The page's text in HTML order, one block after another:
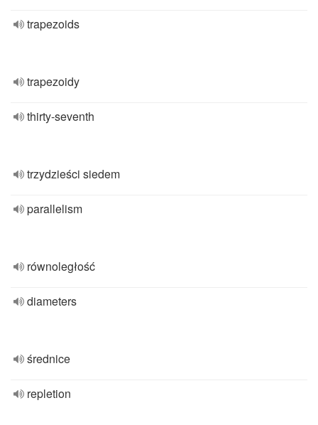
trapezoids
trapezoidy
thirty-seventh
trzydzieści siedem
parallelism
równoległość
diameters
średnice
repletion